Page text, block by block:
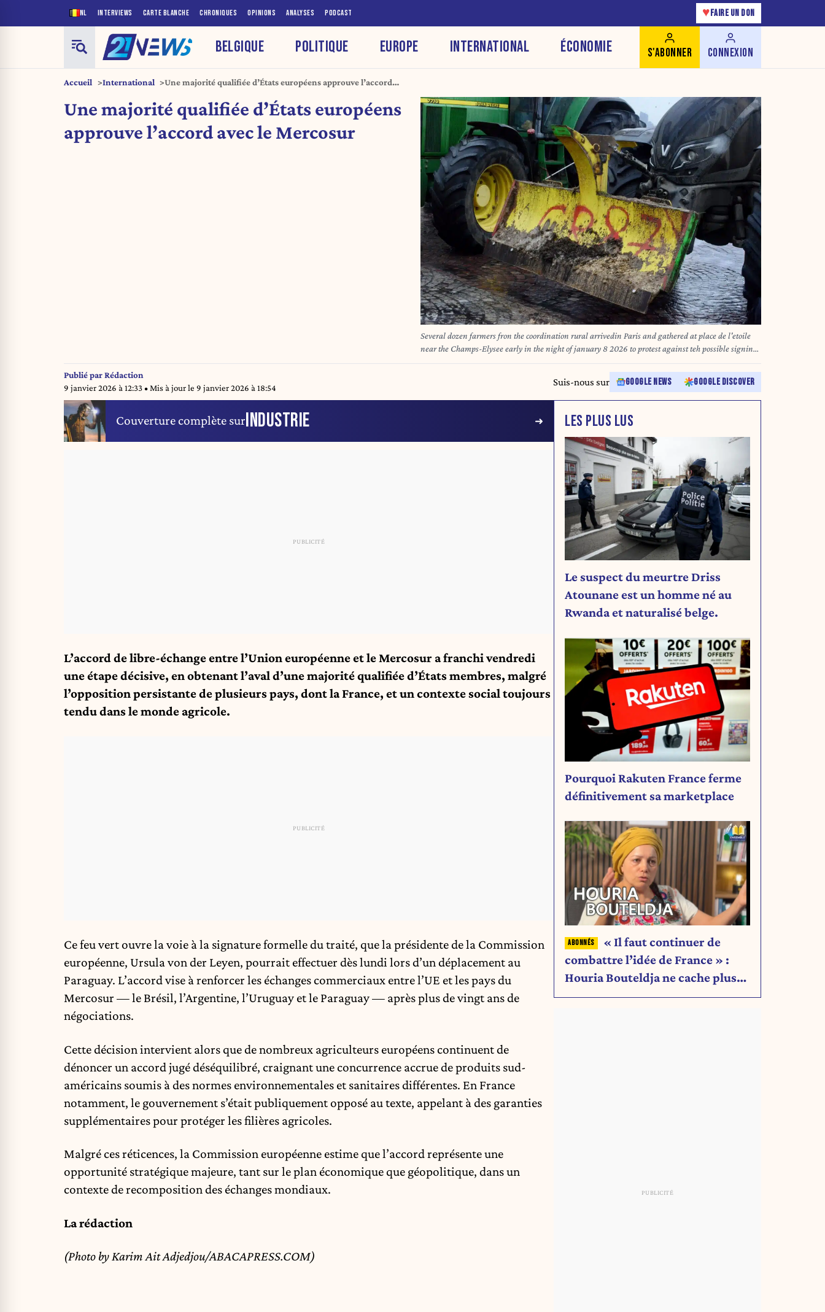
NL INTERVIEWS CARTE BLANCHE CHRONIQUES OPINIONS ANALYSES PODCAST ♥ FAIRE UN DON
BELGIQUE POLITIQUE EUROPE INTERNATIONAL ÉCONOMIE S'ABONNER CONNEXION
Accueil International
Une majorité qualifiée d’États européens approuve l’accord
Une majorité qualifiée d’États européens
approuve l’accord avec le Mercosur
Several dozen farmers fron the coordination rural arrivedin Paris and gathered at place de l'etoile
near the Champs-Elysee early in the night of january 8 2026 to protest against teh possible signing
of the Mercosur free trade agreement .Paris 08 january 2026.Photo by Karim Ait
Publié parRédaction
9 janvier 2026 à 12:33• Mis à jour le 9 janvier 2026 à 18:54
Suis-nous sur GOOGLE NEWS GOOGLE DISCOVER
Couverture complète surINDUSTRIE
L’accord de libre-échange entre l’Union européenne et le Mercosur a franchi vendredi
une étape décisive, en obtenant l’aval d’une majorité qualifiée d’États membres, malgré
l’opposition persistante de plusieurs pays, dont la France, et un contexte social toujours
tendu dans le monde agricole.
Ce feu vert ouvre la voie à la signature formelle du traité, que la présidente de la Commission
européenne, Ursula von der Leyen, pourrait effectuer dès lundi lors d’un déplacement au
Paraguay. L’accord vise à renforcer les échanges commerciaux entre l’UE et les pays du
Mercosur — le Brésil, l’Argentine, l’Uruguay et le Paraguay — après plus de vingt ans de
négociations.
Cette décision intervient alors que de nombreux agriculteurs européens continuent de
dénoncer un accord jugé déséquilibré, craignant une concurrence accrue de produits sud-
américains soumis à des normes environnementales et sanitaires différentes. En France
notamment, le gouvernement s’était publiquement opposé au texte, appelant à des garanties
supplémentaires pour protéger les filières agricoles.
Malgré ces réticences, la Commission européenne estime que l’accord représente une
opportunité stratégique majeure, tant sur le plan économique que géopolitique, dans un
contexte de recomposition des échanges mondiaux.
La rédaction
(Photo by Karim Ait Adjedjou/ABACAPRESS.COM)
LES PLUS LUS
Le suspect du meurtre Driss
Atounane est un homme né au
Rwanda et naturalisé belge.
Pourquoi Rakuten France ferme
définitivement sa marketplace
« Il faut continuer de
combattre l’idée de France » :
Houria Bouteldja ne cache plus
rien de son projet